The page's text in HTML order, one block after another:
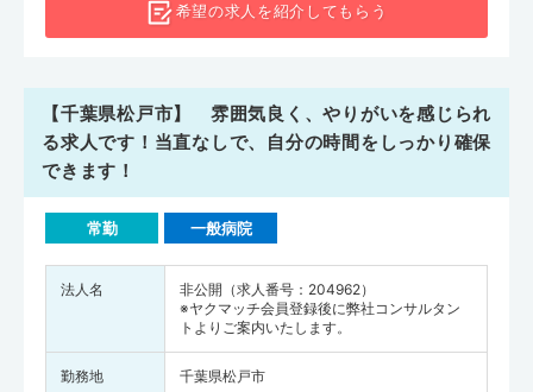
希望の求人を紹介してもらう
【千葉県松戸市】 雰囲気良く、やりがいを感じられ
る求人です！当直なしで、自分の時間をしっかり確保
できます！
常勤 一般病院
法人名
非公開（求人番号：204962）
※ヤクマッチ会員登録後に弊社コンサルタン
トよりご案内いたします。
勤務地 千葉県松戸市